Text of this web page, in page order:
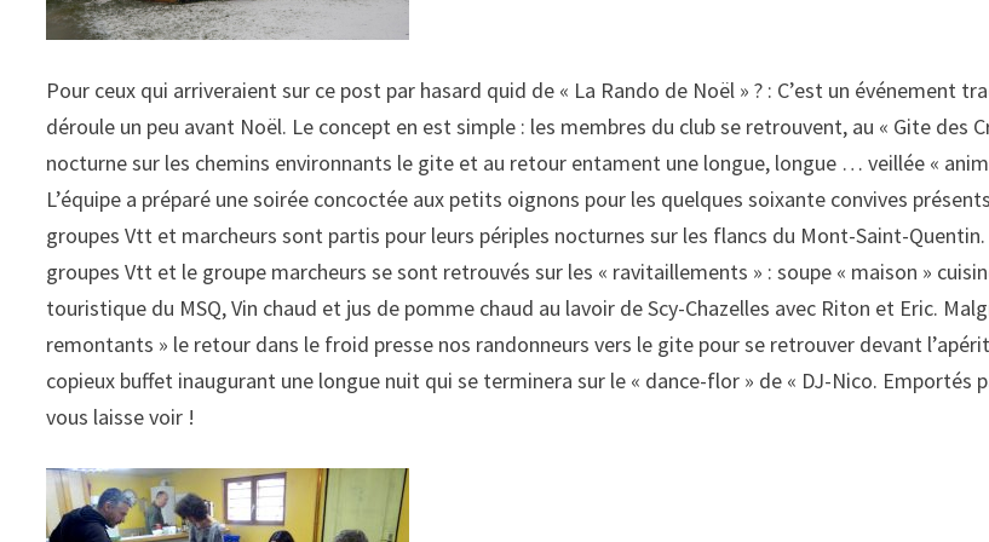
Pour ceux qui arriveraient sur ce post par hasard quid de « La Rando de Noël » ? : C’est un événement
déroule un peu avant Noël. Le concept en est simple : les membres du club se retrouvent, au « Gite des
nocturne sur les chemins environnants le gite et au retour entament une longue, longue … veillée «
L’équipe a préparé une soirée concoctée aux petits oignons pour les quelques soixante convives
groupes Vtt et marcheurs sont partis pour leurs périples nocturnes sur les flancs du Mont-Saint-
groupes Vtt et le groupe marcheurs se sont retrouvés sur les « ravitaillements » : soupe « maison »
touristique du MSQ, Vin chaud et jus de pomme chaud au lavoir de Scy-Chazelles avec Riton et Eric.
remontants » le retour dans le froid presse nos randonneurs vers le gite pour se retrouver devant
copieux buffet inaugurant une longue nuit qui se terminera sur le « dance-flor » de « DJ-Nico. Emportés
vous laisse voir !